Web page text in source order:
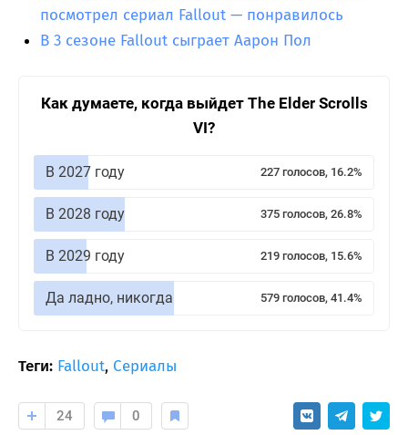
посмотрел сериал Fallout — понравилось
В 3 сезоне Fallout сыграет Аарон Пол
Как думаете, когда выйдет The Elder Scrolls
VI?
В 2027 году 227 голосов, 16.2%
В 2028 году 375 голосов, 26.8%
В 2029 году 219 голосов, 15.6%
Да ладно, никогда 579 голосов, 41.4%
Теги: Fallout, Сериалы
24 0